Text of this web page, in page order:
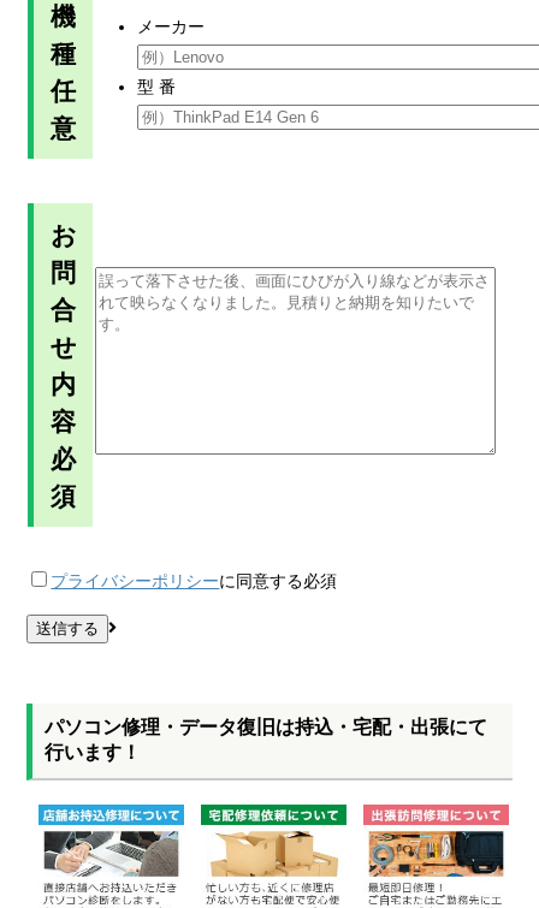
機
種
任
意
メーカー
型 番
お
問
合
せ
内
容
必
須
プライバシーポリシーに同意する必須
パソコン修理・データ復旧は持込・宅配・出張にて
行います！